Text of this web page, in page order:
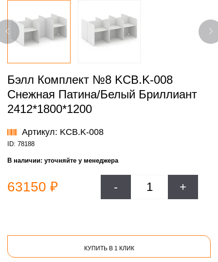
Бэлл Комплект №8 KCB.K-008
Снежная Патина/Белый Бриллиант
2412*1800*1200
Артикул: KCB.K-008
ID: 78188
В наличии: уточняйте у менеджера
63150 ₽ - +
КУПИТЬ В 1 КЛИК